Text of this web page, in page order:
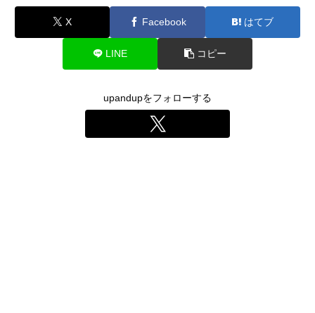
X Facebook はてブ
LINE コピー
upandupをフォローする